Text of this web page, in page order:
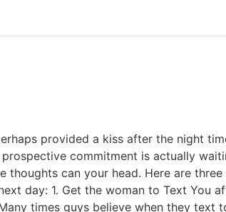
provided a kiss after the night
commitment is actually
can your head. Here are
day: 1. Get the woman to Text You
times guys believe when they text